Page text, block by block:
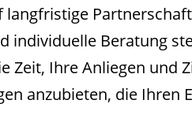
individuelle Beratung
Zeit, Ihre Anliegen und
anzubieten, die Ihren